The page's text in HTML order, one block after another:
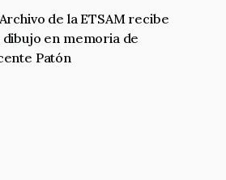
de la ETSAM recibe
dibujo en memoria de
Patón